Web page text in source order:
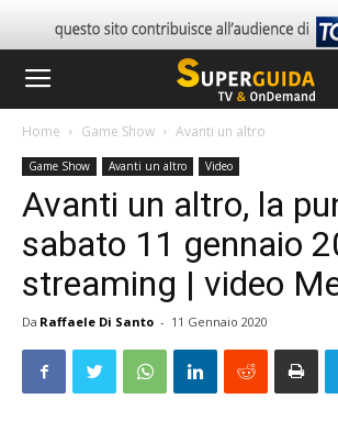
Home Game Show Avanti un altro
Game Show Avanti un altro Video
Avanti un altro, la
sabato 11 gennaio
streaming | video
Da Raffaele Di Santo - 11 Gennaio 2020